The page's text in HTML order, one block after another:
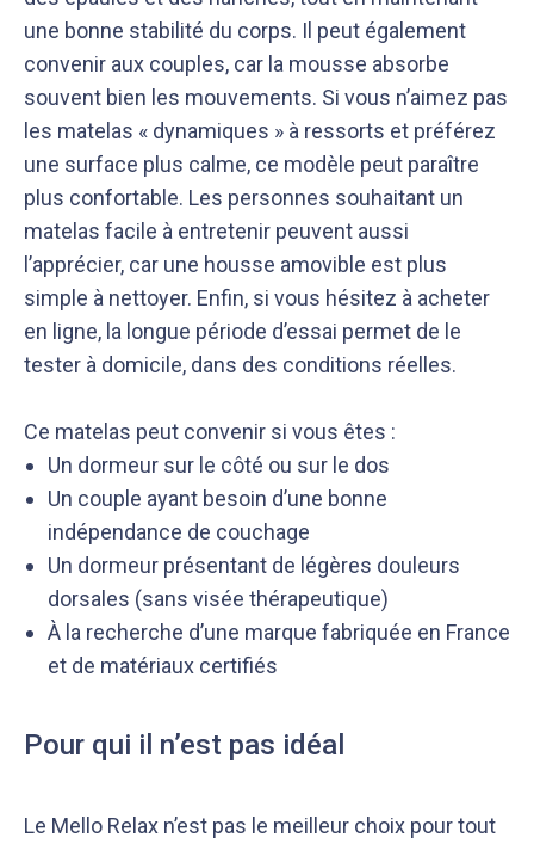
une bonne stabilité du corps. Il peut également
convenir aux couples, car la mousse absorbe
souvent bien les mouvements. Si vous n’aimez pas
les matelas « dynamiques » à ressorts et préférez
une surface plus calme, ce modèle peut paraître
plus confortable. Les personnes souhaitant un
matelas facile à entretenir peuvent aussi
l’apprécier, car une housse amovible est plus
simple à nettoyer. Enfin, si vous hésitez à acheter
en ligne, la longue période d’essai permet de le
tester à domicile, dans des conditions réelles.
Ce matelas peut convenir si vous êtes :
Un dormeur sur le côté ou sur le dos
Un couple ayant besoin d’une bonne
indépendance de couchage
Un dormeur présentant de légères douleurs
dorsales (sans visée thérapeutique)
À la recherche d’une marque fabriquée en France
et de matériaux certifiés
Pour qui il n’est pas idéal
Le Mello Relax n’est pas le meilleur choix pour tout